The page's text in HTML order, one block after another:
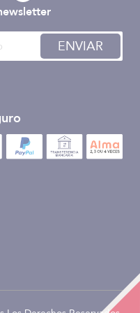
ENVIAR